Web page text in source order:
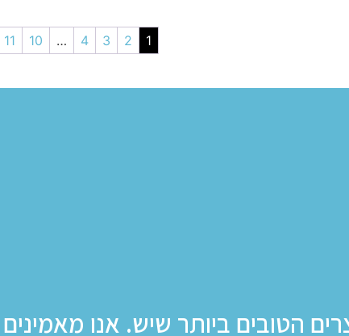
1
2
3
4
…
10
11
הטובים ביותר שיש. אנו